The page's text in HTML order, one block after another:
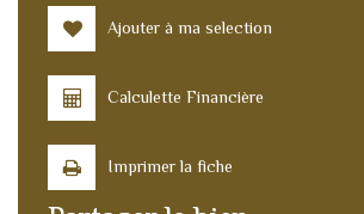
Ajouter à ma selection
Calculette Financière
Imprimer la fiche